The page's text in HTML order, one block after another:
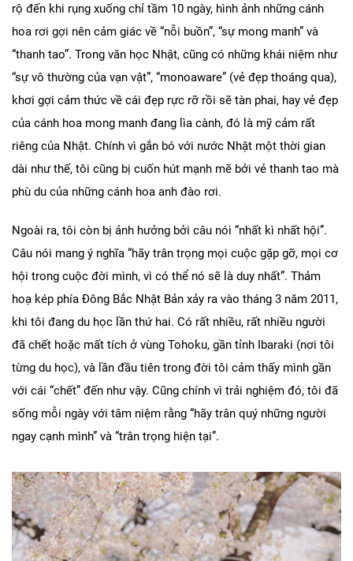
rộ đến khi rụng xuống chỉ tầm 10 ngày, hình ảnh những cánh
hoa rơi gợi nên cảm giác về “nỗi buồn”, “sự mong manh” và
“thanh tao”. Trong văn học Nhật, cũng có những khái niệm như
“sự vô thường của vạn vật”, “monoaware” (vẻ đẹp thoáng qua),
khơi gợi cảm thức về cái đẹp rực rỡ rồi sẽ tàn phai, hay vẻ đẹp
của cánh hoa mong manh đang lìa cành, đó là mỹ cảm rất
riêng của Nhật. Chính vì gắn bó với nước Nhật một thời gian
dài như thế, tôi cũng bị cuốn hút mạnh mẽ bởi vẻ thanh tao mà
phù du của những cánh hoa anh đào rơi.
Ngoài ra, tôi còn bị ảnh hưởng bởi câu nói “nhất kì nhất hội”.
Câu nói mang ý nghĩa “hãy trân trọng mọi cuộc gặp gỡ, mọi cơ
hội trong cuộc đời mình, vì có thể nó sẽ là duy nhất”. Thảm
hoạ kép phía Đông Bắc Nhật Bản xảy ra vào tháng 3 năm 2011,
khi tôi đang du học lần thứ hai. Có rất nhiều, rất nhiều người
đã chết hoặc mất tích ở vùng Tohoku, gần tỉnh Ibaraki (nơi tôi
từng du học), và lần đầu tiên trong đời tôi cảm thấy mình gần
với cái “chết” đến như vậy. Cũng chính vì trải nghiệm đó, tôi đã
sống mỗi ngày với tâm niệm rằng “hãy trân quý những người
ngay cạnh mình” và “trân trọng hiện tại”.